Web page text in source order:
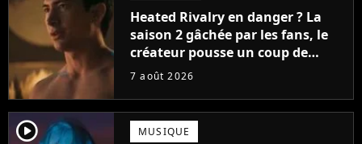
Heated Rivalry en danger ? La
saison 2 gâchée par les fans, le
créateur pousse un coup de
gueule
7 août 2026
player2 MUSIQUE